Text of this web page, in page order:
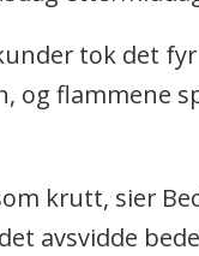
tok det
og flammene
krutt, sier
avsvidde